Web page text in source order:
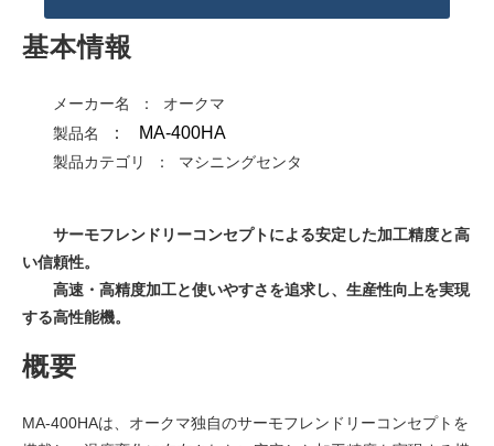
基本情報
メーカー名 ： オークマ
製品名
： MA-400HA
製品カテゴリ ： マシニングセンタ
サーモフレンドリーコンセプトによる安定した加工精度と高
い信頼性。
高速・高精度加工と使いやすさを追求し、生産性向上を実現
する高性能機。
概要
MA-400HAは、オークマ独自のサーモフレンドリーコンセプトを